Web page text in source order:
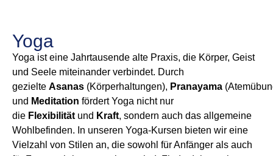
Yoga
Yoga ist eine Jahrtausende alte Praxis, die Körper, Geist
und Seele miteinander verbindet. Durch
gezielte Asanas (Körperhaltungen), Pranayama
und Meditation fördert Yoga nicht nur
die Flexibilität und Kraft, sondern auch das allgemeine
Wohlbefinden. In unseren Yoga-Kursen bieten wir eine
Vielzahl von Stilen an, die sowohl für Anfänger als auch